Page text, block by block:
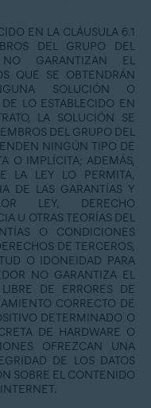
EN LA CLÁUSULA 6.1
DEL GRUPO DEL
GARANTIZAN EL
QUE SE OBTENDRÁN
SOLUCIÓN O
LO ESTABLECIDO EN
LA SOLUCIÓN SE
DEL GRUPO DEL
NINGÚN TIPO DE
O IMPLÍCITA; ADEMÁS,
LA LEY LO PERMITA,
DE LAS GARANTÍAS Y
LEY, DERECHO
U OTRAS TEORÍAS DEL
O CONDICIONES
DE TERCEROS,
O IDONEIDAD PARA
NO GARANTIZA EL
DE ERRORES DE
CORRECTO DE
DETERMINADO O
DE HARDWARE O
OFREZCAN UNA
DE LOS DATOS
SOBRE EL CONTENIDO